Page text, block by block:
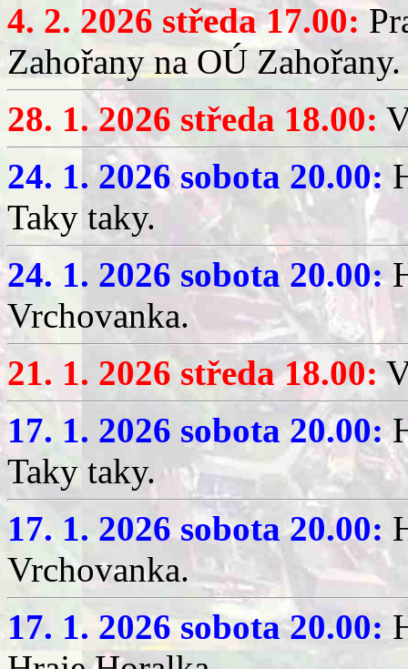
4. 2. 2026 středa 17.00:
Zahořany na OÚ Zahořany.
28. 1. 2026 středa 18.00:
24. 1. 2026 sobota 20.00:
Taky taky.
24. 1. 2026 sobota 20.00:
Vrchovanka.
21. 1. 2026 středa 18.00:
17. 1. 2026 sobota 20.00:
Taky taky.
17. 1. 2026 sobota 20.00:
Vrchovanka.
17. 1. 2026 sobota 20.00: